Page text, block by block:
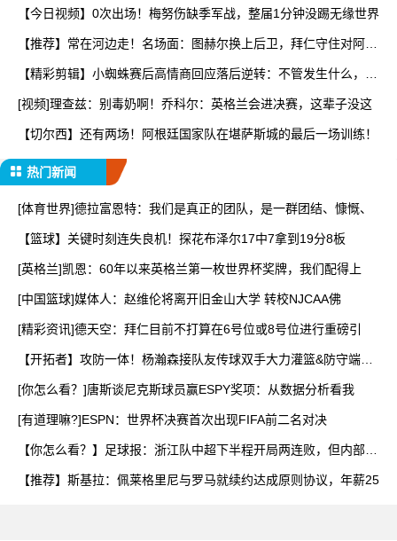
【今日视频】0次出场！梅努伤缺季军战，整届1分钟没踢无缘世界
【推荐】常在河边走！名场面：图赫尔换上后卫，拜仁守住对阿森
【精彩剪辑】小蜘蛛赛后高情商回应落后逆转：不管发生什么，阿
[视频]理查兹：别毒奶啊！乔科尔：英格兰会进决赛，这辈子没这
【切尔西】还有两场！阿根廷国家队在堪萨斯城的最后一场训练！
热门新闻
[体育世界]德拉富恩特：我们是真正的团队，是一群团结、慷慨、
【篮球】关键时刻连失良机！探花布泽尔17中7拿到19分8板
[英格兰]凯恩：60年以来英格兰第一枚世界杯奖牌，我们配得上
[中国篮球]媒体人：赵维伦将离开旧金山大学 转校NJCAA佛
[精彩资讯]德天空：拜仁目前不打算在6号位或8号位进行重磅引
【开拓者】攻防一体！杨瀚森接队友传球双手大力灌篮&防守端再
[你怎么看？]唐斯谈尼克斯球员赢ESPY奖项：从数据分析看我
[有道理嘛?]ESPN：世界杯决赛首次出现FIFA前二名对决
【你怎么看？】足球报：浙江队中超下半程开局两连败，但内部依
【推荐】斯基拉：佩莱格里尼与罗马就续约达成原则协议，年薪25